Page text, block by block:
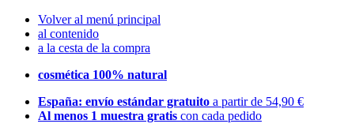
Volver al menú principal
al contenido
a la cesta de la compra
cosmética 100% natural
España: envío estándar gratuito a partir de 54,90 €
Al menos 1 muestra gratis con cada pedido